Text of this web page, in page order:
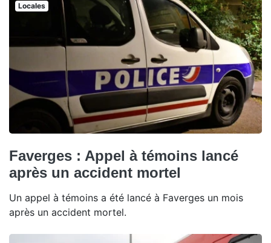
Locales
Faverges : Appel à témoins lancé
après un accident mortel
Un appel à témoins a été lancé à Faverges un mois
après un accident mortel.